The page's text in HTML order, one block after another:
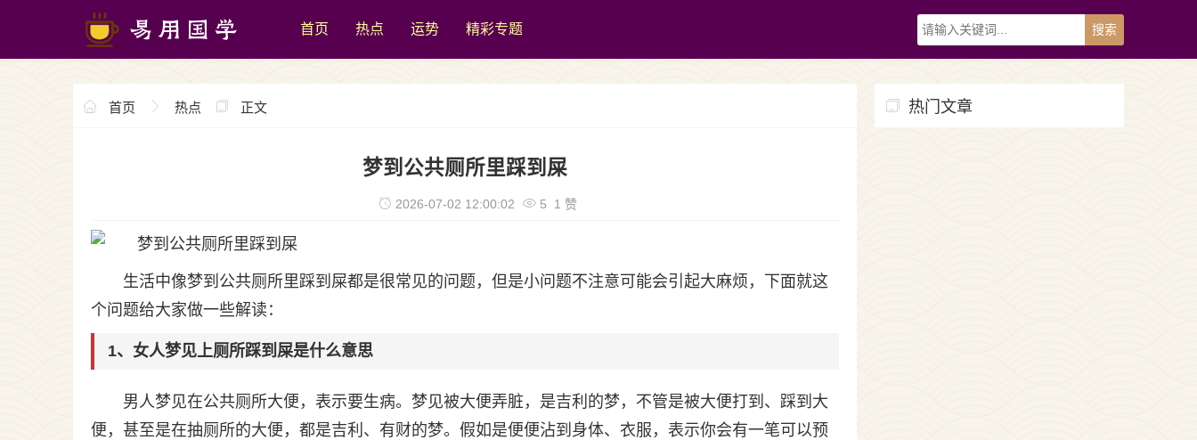
首页 热点 运势 精彩专题
首页 热点 正文
梦到公共厕所里踩到屎
2026-07-02 12:00:02 5 1 赞
生活中像梦到公共厕所里踩到屎都是很常见的问题，但是小问题不注意可能会引起大麻烦，下面就这
个问题给大家做一些解读：
1、女人梦见上厕所踩到屎是什么意思
男人梦见在公共厕所大便，表示要生病。梦见被大便弄脏，是吉利的梦，不管是被大便打到、踩到大
便，甚至是在抽厕所的大便，都是吉利、有财的梦。假如是便便沾到身体、衣服，表示你会有一笔可以预
热门文章